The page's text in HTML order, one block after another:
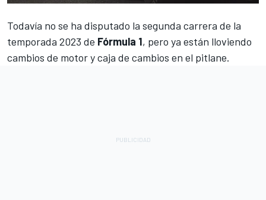
Todavía no se ha disputado la segunda carrera de la
temporada 2023 de Fórmula 1, pero ya están lloviendo
cambios de motor y caja de cambios en el pitlane.